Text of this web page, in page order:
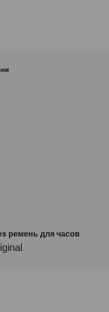
ремень для часов